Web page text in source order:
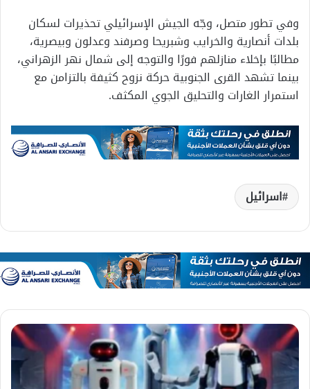
وفي تطور متصل، وجّه الجيش الإسرائيلي تحذيرات لسكان
بلدات أنصارية والخرايب وشبريحا وصرفند وعدلون وبيصرية،
مطالبًا بإخلاء منازلهم فورًا والتوجه إلى شمال نهر الزهراني،
بينما تشهد القرى الجنوبية حركة نزوح كثيفة بالتزامن مع
استمرار الغارات والتحليق الجوي المكثف.
اسرائيل